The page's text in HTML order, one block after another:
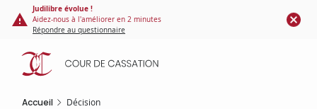
Panneau de gestion des cookies
contenu
principal
Judilibre évolue !
Aidez-nous à l'améliorer en 2 minutes
Répondre au questionnaire
Accueil Décision